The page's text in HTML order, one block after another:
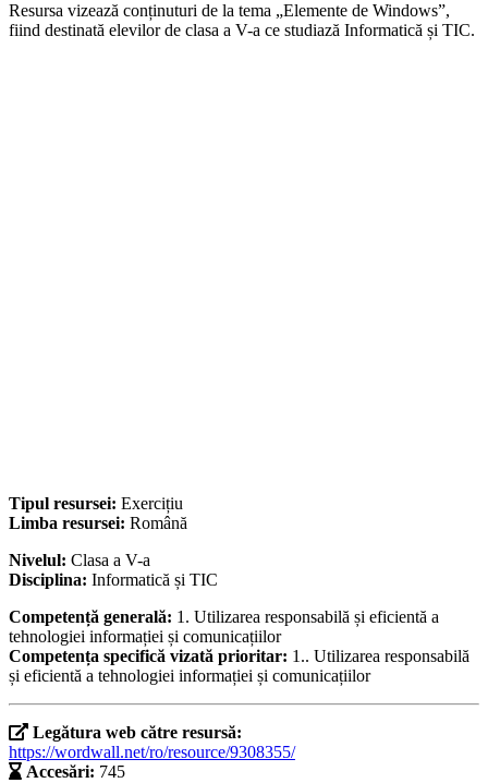
Resursa vizează conținuturi de la tema „Elemente de Windows”,
fiind destinată elevilor de clasa a V-a ce studiază Informatică și TIC.
Tipul resursei: Exercițiu
Limba resursei: Română
Nivelul: Clasa a V-a
Disciplina: Informatică și TIC
Competență generală: 1. Utilizarea responsabilă și eficientă a
tehnologiei informației și comunicațiilor
Competența specifică vizată prioritar: 1.. Utilizarea responsabilă
și eficientă a tehnologiei informației și comunicațiilor
Legătura web către resursă:
https://wordwall.net/ro/resource/9308355/
Accesări: 745